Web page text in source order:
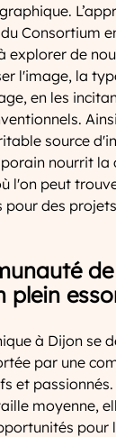
Consortium
explorer de
l'image, la
en les
source
nourrit la
l'on peut
pour des
de
plein
à Dijon se
par une
et passionnés.
moyenne,
pour